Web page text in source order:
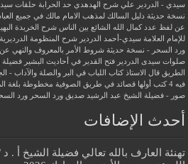
سيدي - الدردير علي شرح الهدهدي حد الحرابة حلقات سيدى
نسخة حديثة دليل السالك لمذهب الامام مالك في جميع
عن لفظ عدد كمال الله الشائع بين الناس شرح الخريدة
للإمام العلامة سيدي-أحمد الدردير شرح المنظومة الدرديرية
ورد السحر - نسخة حديثة شروط الأمر بالمعروف والنهي
صلوات سيدى الدردير فتح القدير في أحاديث البشير
الطريق
قال الاستاذ كتاب اللباب في البر والصلة والآداب -
فيه 4 كتب أولها قصائد في طريق الصوفية
مخطوطة بلغة
صور - فضيلة الشيخ عبد الرشيد صديق
ورد السحر ورد
أحدث الإضافات
تهنئة العارف بالله تعالي فضيلة الشيخ أ